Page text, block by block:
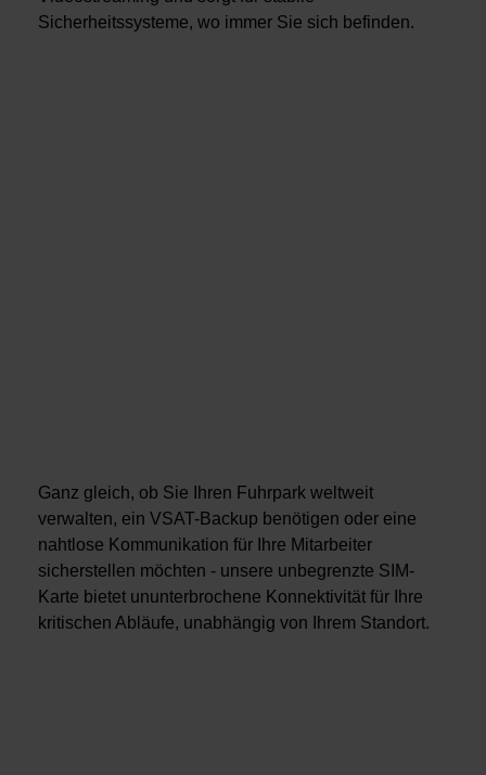
Sicherheitssysteme, wo immer Sie sich befinden.
Ganz gleich, ob Sie Ihren Fuhrpark weltweit
verwalten, ein VSAT-Backup benötigen oder eine
nahtlose Kommunikation für Ihre Mitarbeiter
sicherstellen möchten - unsere unbegrenzte SIM-
Karte bietet ununterbrochene Konnektivität für Ihre
kritischen Abläufe, unabhängig von Ihrem Standort.